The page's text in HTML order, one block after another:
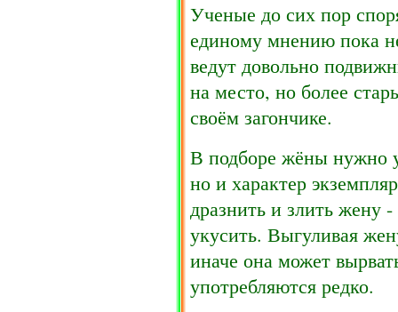
Ученые до сих пор
единому мнению пока
ведут довольно
на место, но более
своём загончике.
В подборе жёны нужно
но и характер
дразнить и злить жену
укусить. Выгуливая
иначе она может
употребляются редко.